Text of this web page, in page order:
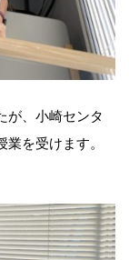
が、小崎センタ
を受けます。